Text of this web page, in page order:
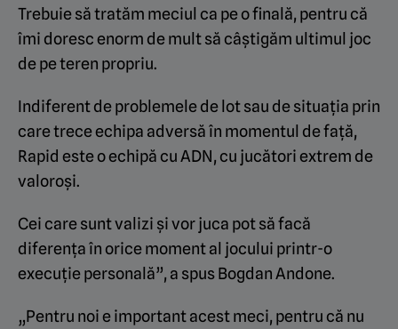
Trebuie să tratăm meciul ca pe o finală, pentru că
îmi doresc enorm de mult să câștigăm ultimul joc
de pe teren propriu.
Indiferent de problemele de lot sau de situația prin
care trece echipa adversă în momentul de față,
Rapid este o echipă cu ADN, cu jucători extrem de
valoroși.
Cei care sunt valizi și vor juca pot să facă
diferența în orice moment al jocului printr-o
execuție personală”, a spus Bogdan Andone.
„Pentru noi e important acest meci, pentru că nu